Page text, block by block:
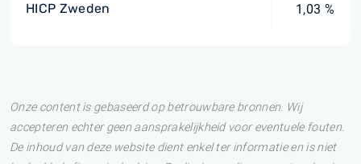
HICP Zweden 1,03 %
Onze content is gebaseerd op betrouwbare bronnen. Wij
accepteren echter geen aansprakelijkheid voor eventuele fouten.
De inhoud van deze website dient enkel ter informatie en is niet